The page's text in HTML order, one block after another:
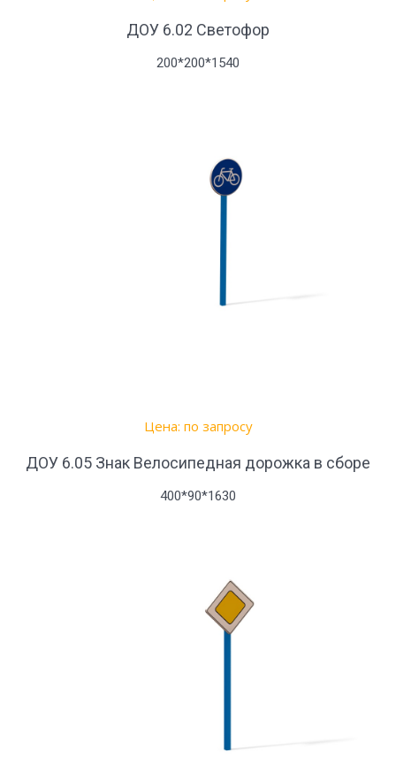
ДОУ 6.02 Светофор
200*200*1540
Цена: по запросу
ДОУ 6.05 Знак Велосипедная дорожка в сборе
400*90*1630